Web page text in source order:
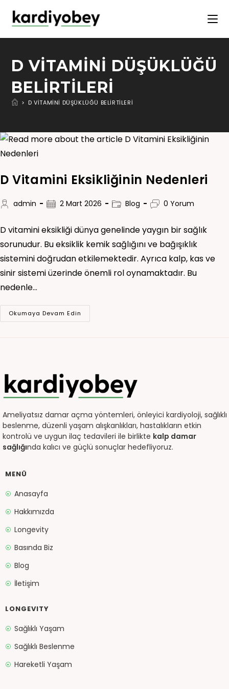
D VITAMINI DÜŞÜKLÜĞÜ
BELIRTILERI
> D VITAMINI DÜŞÜKLÜĞÜ BELIRTILERI
D Vitamini Eksikliğinin Nedenleri
admin 2 Mart 2026 Blog 0 Yorum
D vitamini eksikliği dünya genelinde yaygın bir sağlık
sorunudur. Bu eksiklik kemik sağlığını ve bağışıklık
sistemini doğrudan etkilemektedir. Ayrıca kalp, kas ve
sinir sistemi üzerinde önemli rol oynamaktadır. Bu
nedenle…
Okumaya Devam Edin
Ameliyatsız damar açma yöntemleri, önleyici kardiyoloji, sağlıklı
beslenme, düzenli yaşam alışkanlıkları, hastalıkların etkin
kontrolü ve uygun ilaç tedavileri ile birlikte kalp damar
sağlığında kalıcı ve güçlü sonuçlar hedefliyoruz.
MENÜ
Anasayfa
Hakkımızda
Longevity
Basında Biz
Blog
İletişim
LONGEVITY
Sağlıklı Yaşam
Sağlıklı Beslenme
Hareketli Yaşam